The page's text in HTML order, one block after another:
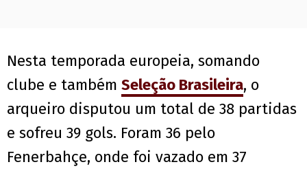
Nesta temporada europeia, somando
clube e também Seleção Brasileira, o
arqueiro disputou um total de 38 partidas
e sofreu 39 gols. Foram 36 pelo
Fenerbahçe, onde foi vazado em 37